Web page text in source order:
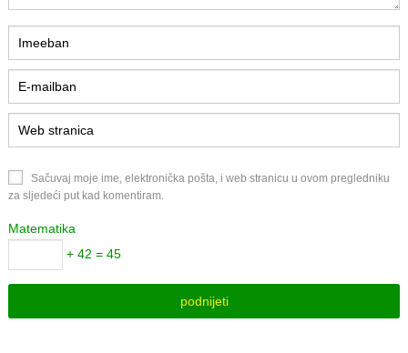
Sačuvaj moje ime, elektronička pošta, i web stranicu u ovom pregledniku
za sljedeći put kad komentiram.
Matematika
+ 42 = 45